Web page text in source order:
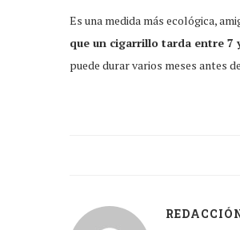
Es una medida más ecológica,
que un cigarrillo tarda entre 7
puede durar varios meses antes